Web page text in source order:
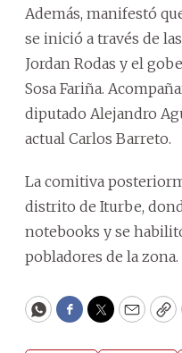
Además, manifestó
se inició a través de
Jordan Rodas y el
Sosa Fariña.
diputado Alejandro
actual Carlos Barreto.
La comitiva
distrito de Iturbe,
notebooks y se
pobladores de la zona.
WhatsApp
Facebook
Twitter
Email